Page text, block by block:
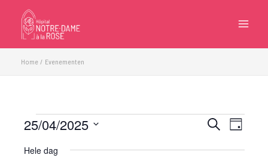
inhoud
Home Evenementen
Evenementen
25
Evenementen
en
Zoeken
navigatie
Dag
25/04/2025
een
Hele dag